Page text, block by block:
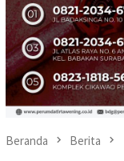
Beranda Berita